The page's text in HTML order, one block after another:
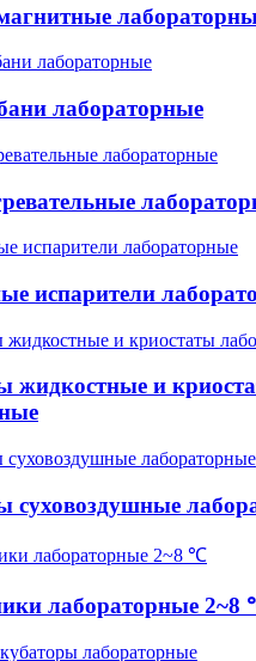
лабораторные
испарители
жидкостные и
суховоздушные
лабораторные 2~8